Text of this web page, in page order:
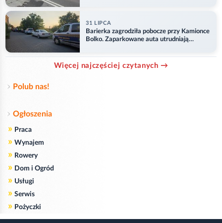
31 LIPCA
Barierka zagrodziła pobocze przy Kamionce
Bolko. Zaparkowane auta utrudniają
Więcej najczęściej czytanych →
Polub nas!
Ogłoszenia
» Praca
» Wynajem
» Rowery
» Dom i Ogród
» Usługi
» Serwis
» Pożyczki